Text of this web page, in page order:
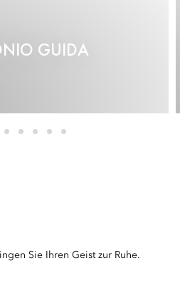
GUIDA
Sie Ihren Geist zur Ruhe.